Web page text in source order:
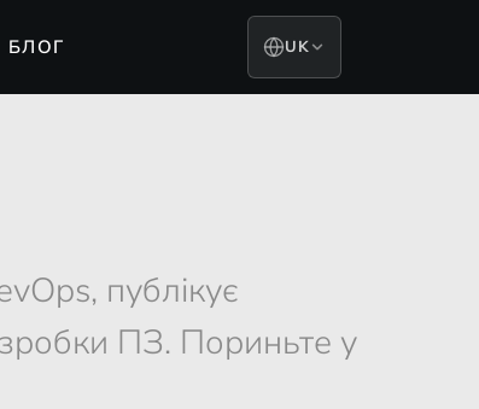
БЛОГ UK
публікує
ПЗ. Пориньте у